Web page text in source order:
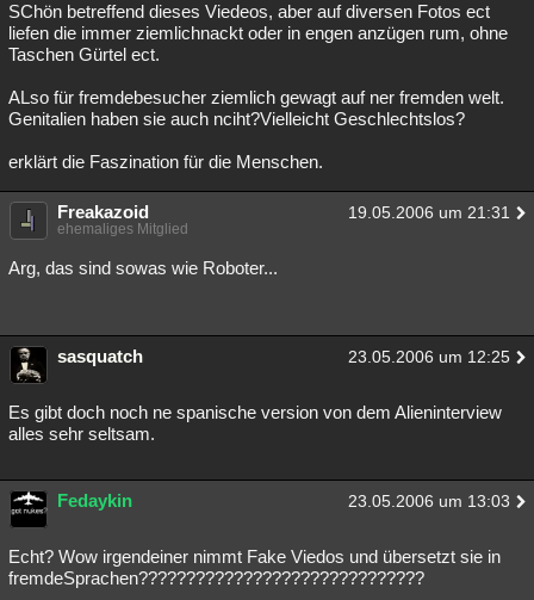
SChön betreffend dieses Viedeos, aber auf diversen Fotos ect
liefen die immer ziemlichnackt oder in engen anzügen rum, ohne
Taschen Gürtel ect.
ALso für fremdebesucher ziemlich gewagt auf ner fremden welt.
Genitalien haben sie auch nciht?Vielleicht Geschlechtslos?
erklärt die Faszination für die Menschen.
Freakazoid 19.05.2006 um 21:31
ehemaliges Mitglied
Arg, das sind sowas wie Roboter...
sasquatch 23.05.2006 um 12:25
Es gibt doch noch ne spanische version von dem Alieninterview
alles sehr seltsam.
Fedaykin 23.05.2006 um 13:03
Echt? Wow irgendeiner nimmt Fake Viedos und übersetzt sie in
fremdeSprachen??????????????????????????????